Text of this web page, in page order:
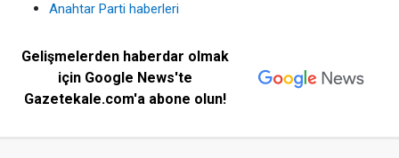
Anahtar Parti haberleri
Gelişmelerden haberdar olmak
için Google News'te
Gazetekale.com'a abone olun!